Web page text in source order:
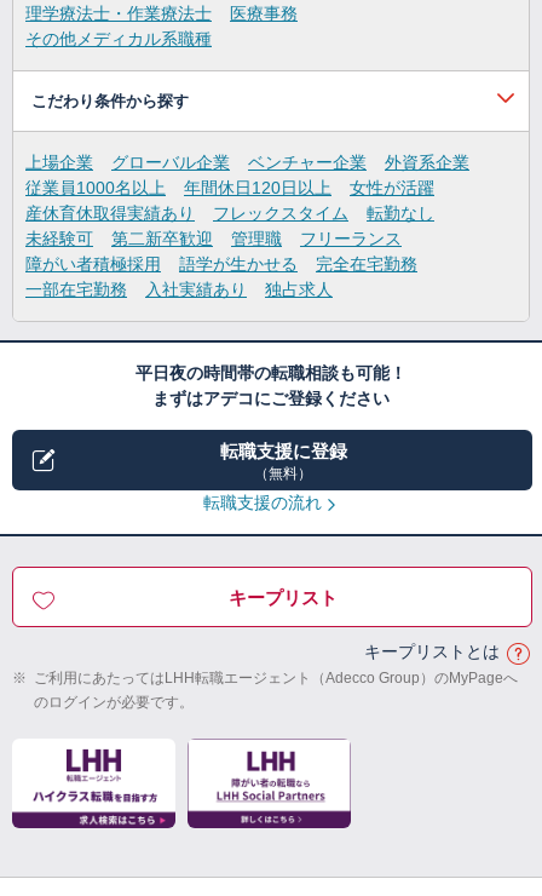
理学療法士・作業療法士
医療事務
その他メディカル系職種
こだわり条件から探す
上場企業 グローバル企業 ベンチャー企業
外資系企業
従業員1000名以上
年間休日120日以上
女性が活躍
産休育休取得実績あり
フレックスタイム
転勤なし
未経験可
第二新卒歓迎 管理職
フリーランス
障がい者積極採用
語学が生かせる
完全在宅勤務
一部在宅勤務
入社実績あり 独占求人
平日夜の時間帯の転職相談も可能！
まずはアデコにご登録ください
転職支援に登録
（無料）
転職支援の流れ
キープリスト
キープリストとは
※ ご利用にあたってはLHH転職エージェント（Adecco Group）のMyPageへ
のログインが必要です。